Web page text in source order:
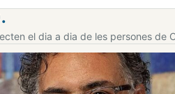
el dia a dia de les persones de